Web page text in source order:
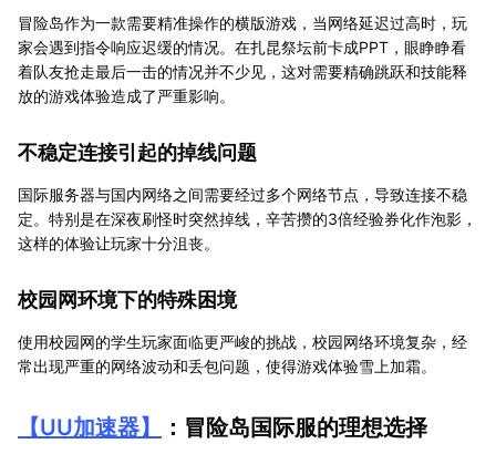
冒险岛作为一款需要精准操作的横版游戏，当网络延迟过高时，玩
家会遇到指令响应迟缓的情况。在扎昆祭坛前卡成PPT，眼睁睁看
着队友抢走最后一击的情况并不少见，这对需要精确跳跃和技能释
放的游戏体验造成了严重影响。
不稳定连接引起的掉线问题
国际服务器与国内网络之间需要经过多个网络节点，导致连接不稳
定。特别是在深夜刷怪时突然掉线，辛苦攒的3倍经验券化作泡影，
这样的体验让玩家十分沮丧。
校园网环境下的特殊困境
使用校园网的学生玩家面临更严峻的挑战，校园网络环境复杂，经
常出现严重的网络波动和丢包问题，使得游戏体验雪上加霜。
【UU加速器】 ：冒险岛国际服的理想选择